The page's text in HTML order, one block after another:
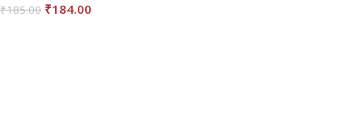
₹185.00 ₹184.00